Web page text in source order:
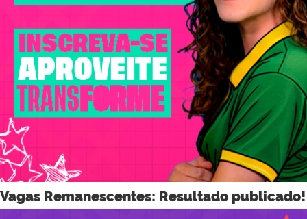
Vagas Remanescentes: Resultado publicado!